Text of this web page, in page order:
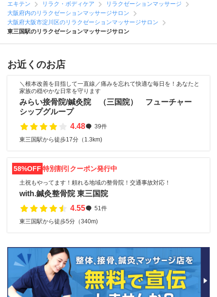
エキテン リラク・ボディケア
リラクゼーションマッサージ
大阪府内のリラクゼーションマッサージサロン
大阪府大阪市淀川区のリラクゼーションマッサージサロン
東三国駅のリラクゼーションマッサージサロン
お近くのお店
＼根本改善を目指して一直線／痛みを忘れて快適な毎日を！あなたと
家族の穏やかな日常を守ります
みらい接骨院/鍼灸院 （三国院） フューチャー
シップグループ
4.48
39件
東三国駅から徒歩17分（1.3km)
58%OFF 特別割引クーポン発行中
土祝もやってます！頼れる地域の整骨院！交通事故対応！
with.鍼灸整骨院 東三国院
4.55
51件
東三国駅から徒歩5分（340m)